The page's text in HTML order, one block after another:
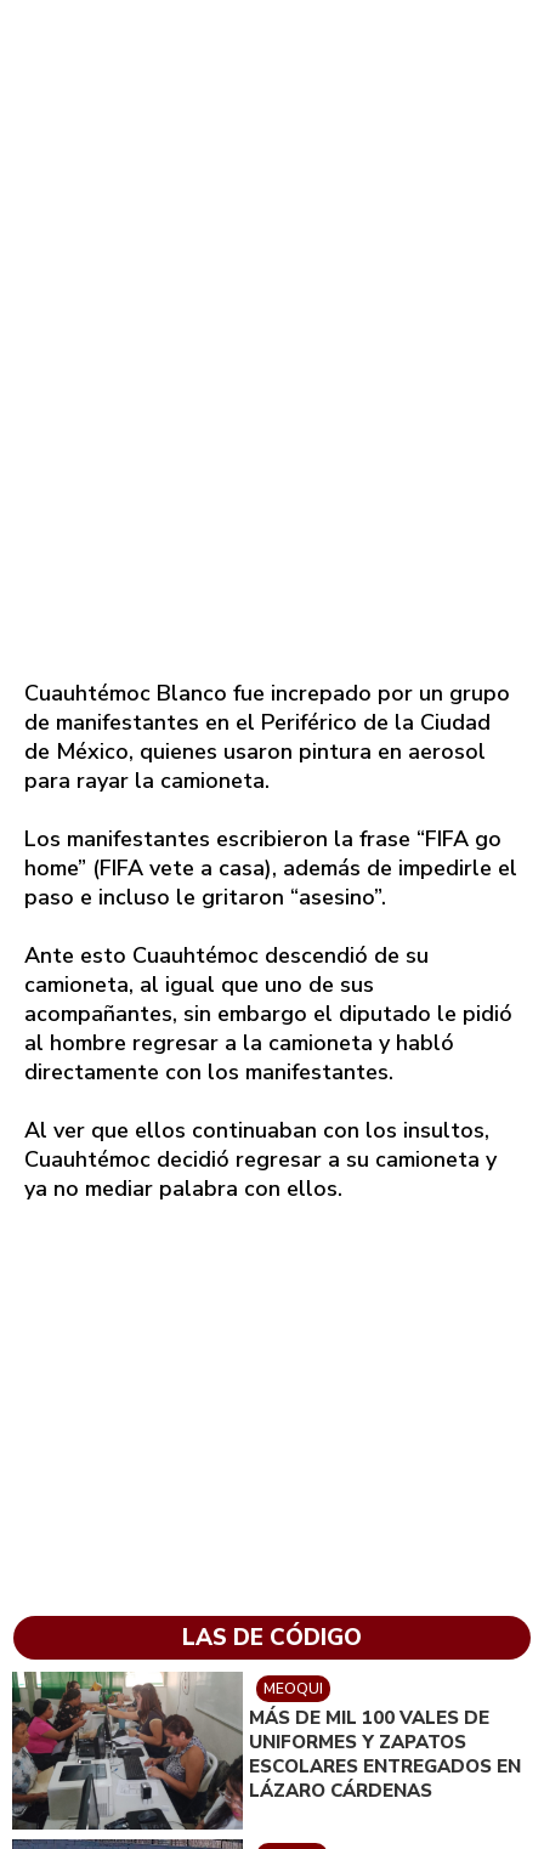
Cuauhtémoc Blanco fue increpado por un grupo
de manifestantes en el Periférico de la Ciudad
de México, quienes usaron pintura en aerosol
para rayar la camioneta.
Los manifestantes escribieron la frase “FIFA go
home” (FIFA vete a casa), además de impedirle el
paso e incluso le gritaron “asesino”.
Ante esto Cuauhtémoc descendió de su
camioneta, al igual que uno de sus
acompañantes, sin embargo el diputado le pidió
al hombre regresar a la camioneta y habló
directamente con los manifestantes.
Al ver que ellos continuaban con los insultos,
Cuauhtémoc decidió regresar a su camioneta y
ya no mediar palabra con ellos.
LAS DE CÓDIGO
MEOQUI
MÁS DE MIL 100 VALES DE
UNIFORMES Y ZAPATOS
ESCOLARES ENTREGADOS EN
LÁZARO CÁRDENAS